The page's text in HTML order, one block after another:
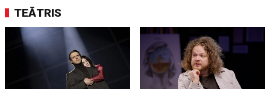
TEĀTRIS